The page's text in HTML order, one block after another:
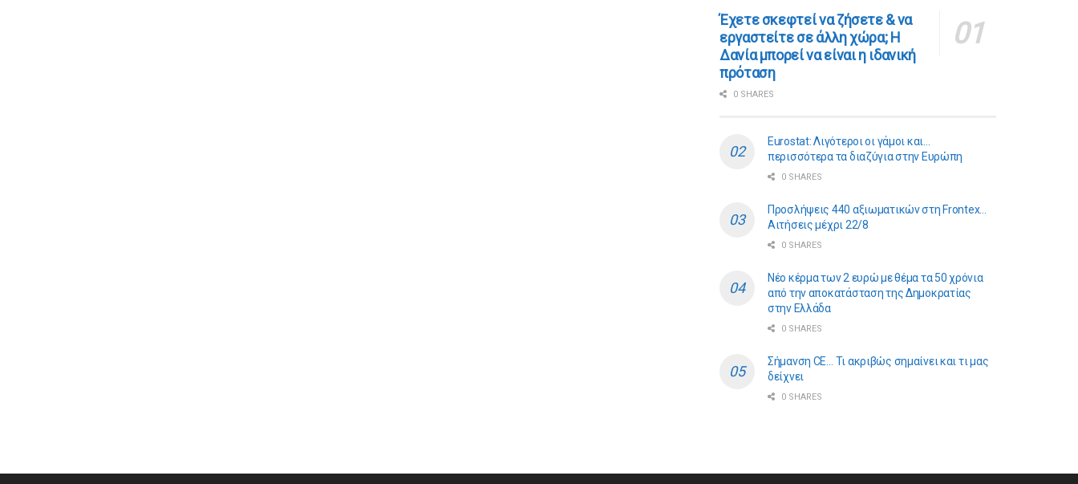
​​Έχετε σκεφτεί να ζήσετε & να
εργαστείτε σε άλλη χώρα; Η
Δανία μπορεί να είναι η ιδανική
πρόταση
0 SHARES
Eurostat: Λιγότεροι οι γάμοι και…
περισσότερα τα διαζύγια στην Ευρώπη
0 SHARES
Προσλήψεις 440 αξιωματικών στη Frontex…
Αιτήσεις μέχρι 22/8
0 SHARES
Νέο κέρμα των 2 ευρώ με θέμα τα 50 χρόνια
από την αποκατάσταση της Δημοκρατίας
στην Ελλάδα
0 SHARES
Σήμανση CE… Τι ακριβώς σημαίνει και τι μας
δείχνει
0 SHARES